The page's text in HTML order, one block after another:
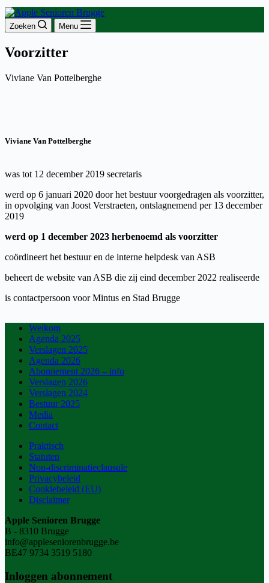
Zoeken Menu
Voorzitter
Viviane Van Pottelberghe
Viviane Van Pottelberghe
was tot 12 december 2019 secretaris
werd op 6 januari 2020 door het bestuur voorgedragen als voorzitter,
in opvolging van Joost Verstraeten, ontslagnemend per 13 december
2019
werd op 1 december 2023 herbenoemd als voorzitter
coördineert het bestuur en de interne helpdesk van ASB
beheert de website van ASB die zij eind december 2022 realiseerde
is contactpersoon voor Mintus en Stad Brugge
Welkom
Agenda 2025
Verslagen 2025
Agenda 2026
Abonnement 2026 – info
Verslagen 2026
Verslagen 2024
Bestuur 2025
Media
Contact
Praktisch
Statuten
Non-discriminatieclausule
Privacybeleid
Cookiebeleid (EU)
Disclaimer
Apple Senioren Brugge
B - 8310 Brugge
info@appleseniorenbrugge.be
BE47 9734 3519 5180
Inloggen abonnement